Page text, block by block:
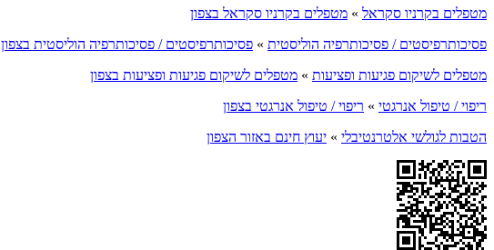
מטפלים בקרניו סקראל » מטפלים בקרניו סקראל בצפון
פסיכותרפיסטים / פסיכותרפיה הוליסטית » פסיכותרפיסטים / פסיכותרפיה הוליסטית בצפון
מטפלים לשיקום פגיעות ופציעות » מטפלים לשיקום פגיעות ופציעות בצפון
ריפוי / טיפול אנרגטי » ריפוי / טיפול אנרגטי בצפון
הטבות לגולשי אלטרנטיבלי » יעוץ חינם באזור הצפון